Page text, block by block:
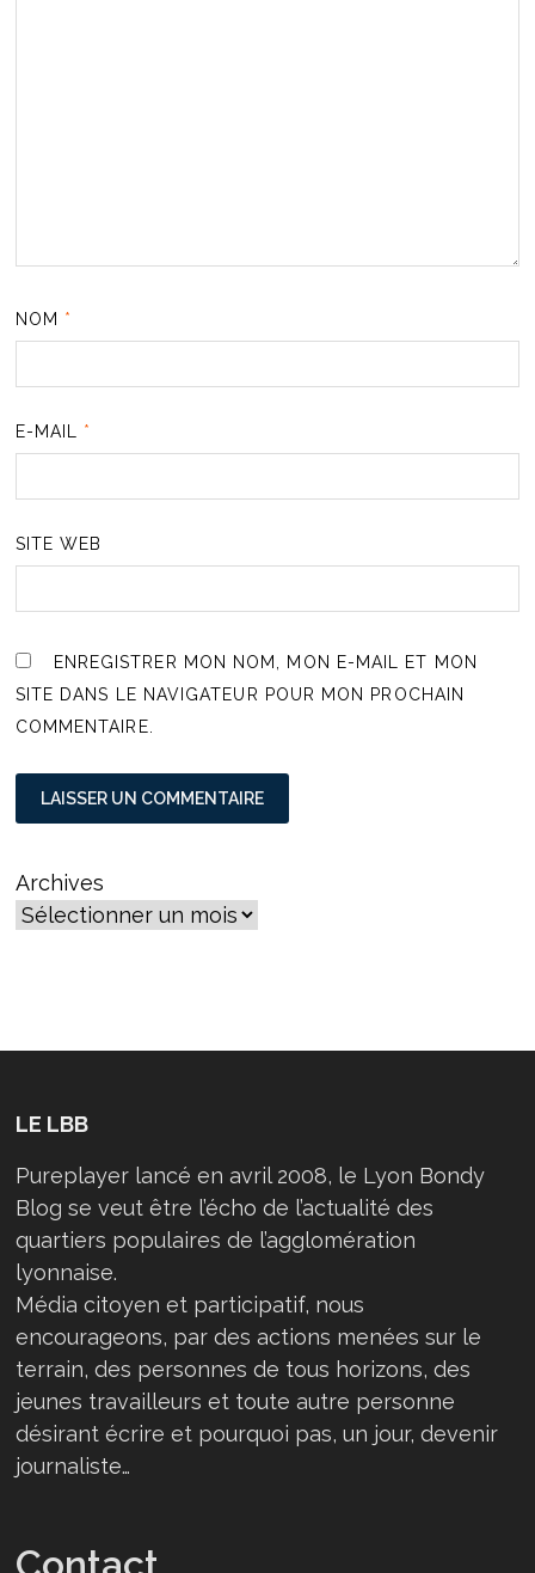
NOM *
E-MAIL *
SITE WEB
ENREGISTRER MON NOM, MON E-MAIL ET MON
SITE DANS LE NAVIGATEUR POUR MON PROCHAIN
COMMENTAIRE.
Archives
LE LBB
Pureplayer lancé en avril 2008, le Lyon Bondy
Blog se veut être l’écho de l’actualité des
quartiers populaires de l’agglomération
lyonnaise.
Média citoyen et participatif, nous
encourageons, par des actions menées sur le
terrain, des personnes de tous horizons, des
jeunes travailleurs et toute autre personne
désirant écrire et pourquoi pas, un jour, devenir
journaliste…
Contact